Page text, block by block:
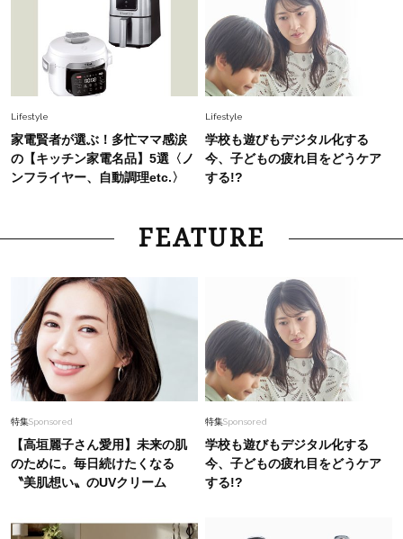
Lifestyle
家電賢者が選ぶ！多忙ママ感涙
の【キッチン家電名品】5選〈ノ
ンフライヤー、自動調理etc.〉
Lifestyle
学校も遊びもデジタル化する
今、子どもの疲れ目をどうケア
する!?
FEATURE
特集Sponsored
【高垣麗子さん愛用】未来の肌
のために。毎日続けたくなる
〝美肌想い〟のUVクリーム
特集Sponsored
学校も遊びもデジタル化する
今、子どもの疲れ目をどうケア
する!?